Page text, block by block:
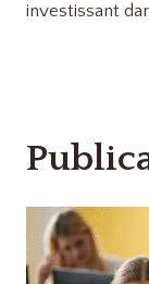
investissant